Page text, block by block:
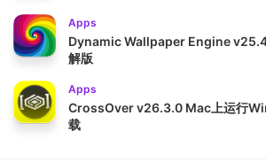
Apps
Dynamic Wallpaper Engine
解版
Apps
CrossOver v26.3.0 Mac上运行
载